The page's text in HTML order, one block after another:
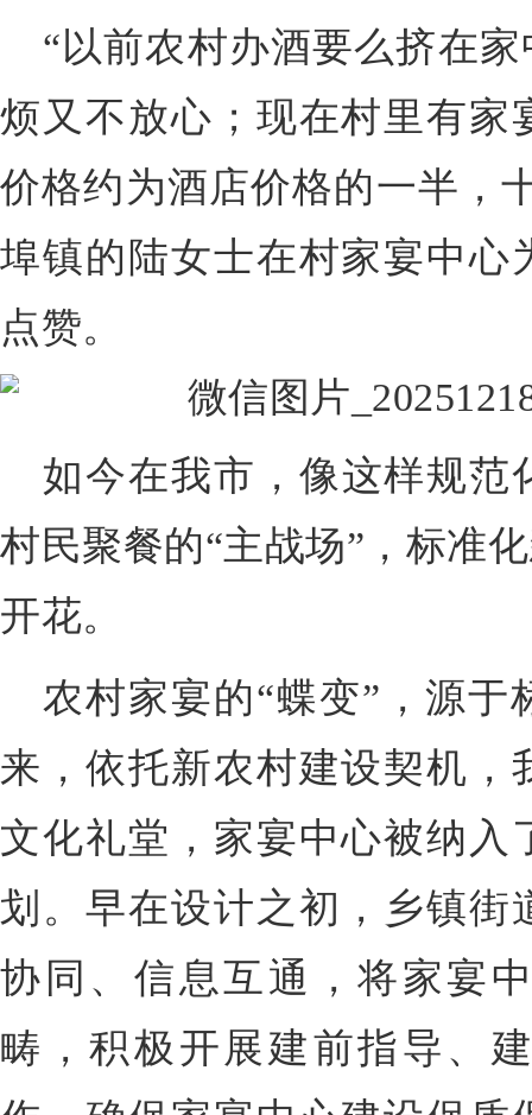
“以前农村办酒要么挤在
烦又不放心；现在村里有家
价格约为酒店价格的一半，
埠镇的陆女士在村家宴中心
点赞。
如今在我市，像这样规范
村民聚餐的“主战场”，标准
开花。
农村家宴的“蝶变”，源
来，依托新农村建设契机，
文化礼堂，家宴中心被纳入
划。早在设计之初，乡镇街
协同、信息互通，将家宴
畴，积极开展建前指导、